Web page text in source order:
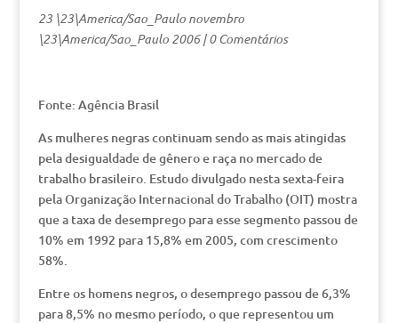
23 \23\America/Sao_Paulo novembro
\23\America/Sao_Paulo 2006|0 Comentários
Fonte: Agência Brasil
As mulheres negras continuam sendo as mais atingidas
pela desigualdade de gênero e raça no mercado de
trabalho brasileiro. Estudo divulgado nesta sexta-feira
pela Organização Internacional do Trabalho (OIT) mostra
que a taxa de desemprego para esse segmento passou de
10% em 1992 para 15,8% em 2005, com crescimento
58%.
Entre os homens negros, o desemprego passou de 6,3%
para 8,5% no mesmo período, o que representou um